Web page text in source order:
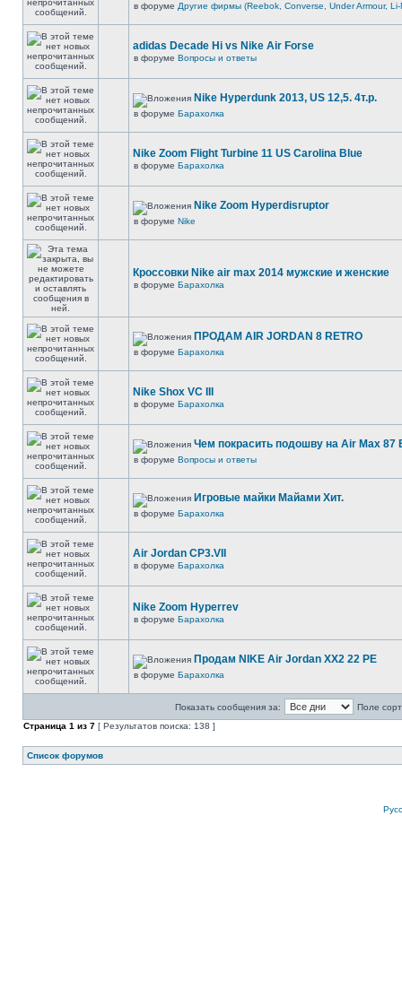
в форуме Другие фирмы (Reebok, Converse, Under Armour, Li-
adidas Decade Hi vs Nike Air Forse
в форуме Вопросы и ответы
Nike Hyperdunk 2013, US 12,5. 4т.р.
в форуме Барахолка
Nike Zoom Flight Turbine 11 US Carolina Blue
в форуме Барахолка
Nike Zoom Hyperdisruptor
в форуме Nike
Кроссовки Nike air max 2014 мужские и женские
в форуме Барахолка
ПРОДАМ AIR JORDAN 8 RETRO
в форуме Барахолка
Nike Shox VC III
в форуме Барахолка
Чем покрасить подошву на Air Max 87
в форуме Вопросы и ответы
Игровые майки Майами Хит.
в форуме Барахолка
Air Jordan CP3.VII
в форуме Барахолка
Nike Zoom Hyperrev
в форуме Барахолка
Продам NIKE Air Jordan XX2 22 PE
в форуме Барахолка
Показать сообщения за:
Поле
Страница 1 из 7 [ Результатов поиска: 138 ]
Список форумов